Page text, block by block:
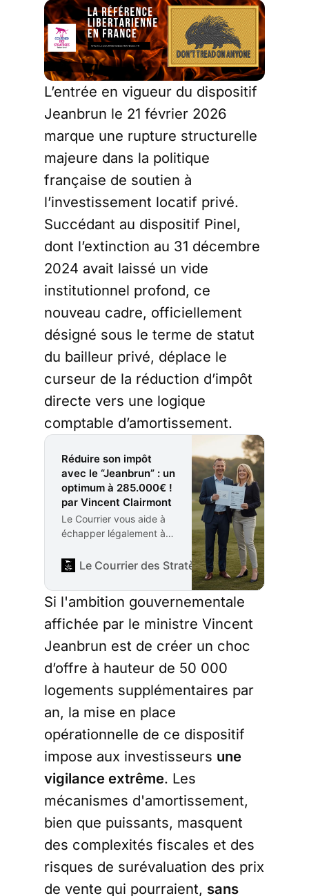
L’entrée en vigueur du dispositif
Jeanbrun le 21 février 2026
marque une rupture structurelle
majeure dans la politique
française de soutien à
l’investissement locatif privé.
Succédant au dispositif Pinel,
dont l’extinction au 31 décembre
2024 avait laissé un vide
institutionnel profond, ce
nouveau cadre, officiellement
désigné sous le terme de statut
du bailleur privé, déplace le
curseur de la réduction d’impôt
directe vers une logique
comptable d’amortissement.
Réduire son impôt
avec le “Jeanbrun” : un
optimum à 285.000€ !
par Vincent Clairmont
Le Courrier vous aide à
échapper légalement à
vous présentant
stratégie pour
l’investissement
immobilier “Jeanbrun”. Si
celui-ci profite d’abord
aux tranches marginales
supérieures à 41%, il a
tranche à 30%. Avec un
montant optimal de
285.000€. L’
Le Courrier des Stratèges Rédaction
Si l'ambition gouvernementale
affichée par le ministre Vincent
Jeanbrun est de créer un choc
d’offre à hauteur de 50 000
logements supplémentaires par
an, la mise en place
opérationnelle de ce dispositif
impose aux investisseurs une
vigilance extrême. Les
mécanismes d'amortissement,
bien que puissants, masquent
des complexités fiscales et des
risques de surévaluation des prix
de vente qui pourraient, sans